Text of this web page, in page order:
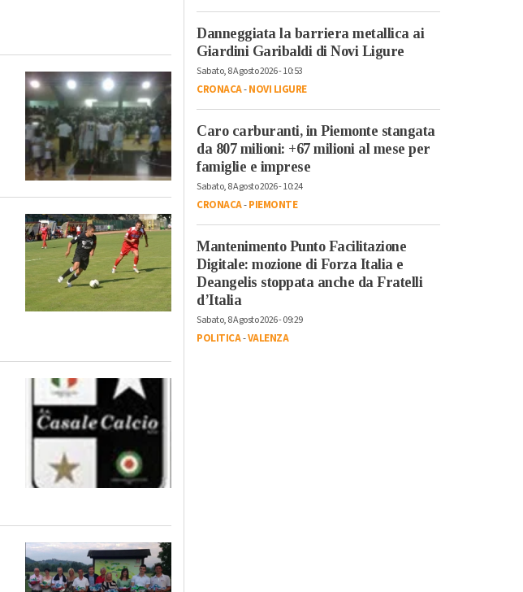
Danneggiata la barriera metallica ai
Giardini Garibaldi di Novi Ligure
Sabato, 8 Agosto 2026 - 10:53
CRONACA-NOVI LIGURE
Caro carburanti, in Piemonte stangata
da 807 milioni: +67 milioni al mese per
famiglie e imprese
Sabato, 8 Agosto 2026 - 10:24
CRONACA-PIEMONTE
Mantenimento Punto Facilitazione
Digitale: mozione di Forza Italia e
Deangelis stoppata anche da Fratelli
d’Italia
Sabato, 8 Agosto 2026 - 09:29
POLITICA-VALENZA